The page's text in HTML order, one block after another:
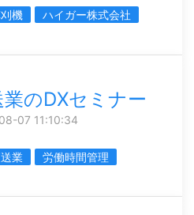
機
ハイガー株式会社
業のDXセミナー
07 11:10:34
業
労働時間管理